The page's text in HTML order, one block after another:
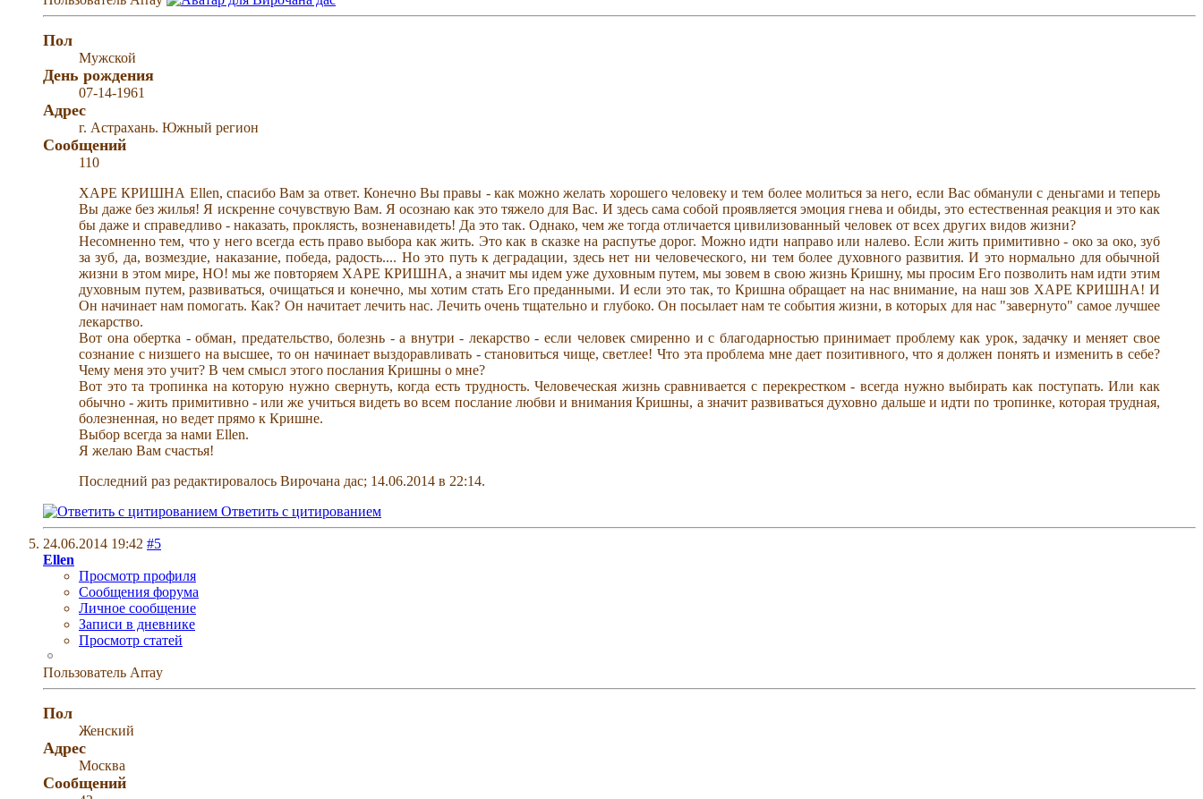
Пол
Мужской
День рождения
07-14-1961
Адрес
г. Астрахань. Южный регион
Сообщений
110
ХАРЕ КРИШНА Ellen, спасибо Вам за ответ. Конечно Вы правы - как можно желать хорошего человеку и тем более молиться за него, если Вас обманули с деньгами и теперь
Вы даже без жилья! Я искренне сочувствую Вам. Я осознаю как это тяжело для Вас. И здесь сама собой проявляется эмоция гнева и обиды, это естественная реакция и это как
бы даже и справедливо - наказать, проклясть, возненавидеть! Да это так. Однако, чем же тогда отличается цивилизованный человек от всех других видов жизни?
Несомненно тем, что у него всегда есть право выбора как жить. Это как в сказке на распутье дорог. Можно идти направо или налево. Если жить примитивно - око за око, зуб
за зуб, да, возмездие, наказание, победа, радость.... Но это путь к деградации, здесь нет ни человеческого, ни тем более духовного развития. И это нормально для обычной
жизни в этом мире, НО! мы же повторяем ХАРЕ КРИШНА, а значит мы идем уже духовным путем, мы зовем в свою жизнь Кришну, мы просим Его позволить нам идти этим
духовным путем, развиваться, очищаться и конечно, мы хотим стать Его преданными. И если это так, то Кришна обращает на нас внимание, на наш зов ХАРЕ КРИШНА! И
Он начинает нам помогать. Как? Он начитает лечить нас. Лечить очень тщательно и глубоко. Он посылает нам те события жизни, в которых для нас "завернуто" самое лучшее
лекарство.
Вот она обертка - обман, предательство, болезнь - а внутри - лекарство - если человек смиренно и с благодарностью принимает проблему как урок, задачку и меняет свое
сознание с низшего на высшее, то он начинает выздоравливать - становиться чище, светлее! Что эта проблема мне дает позитивного, что я должен понять и изменить в себе?
Чему меня это учит? В чем смысл этого послания Кришны о мне?
Вот это та тропинка на которую нужно свернуть, когда есть трудность. Человеческая жизнь сравнивается с перекрестком - всегда нужно выбирать как поступать. Или как
обычно - жить примитивно - или же учиться видеть во всем послание любви и внимания Кришны, а значит развиваться духовно дальше и идти по тропинке, которая трудная,
болезненная, но ведет прямо к Кришне.
Выбор всегда за нами Еllen.
Я желаю Вам счастья!
Последний раз редактировалось Вирочана дас; 14.06.2014 в 22:14.
Ответить с цитированием
24.06.2014 19:42 #5
Ellen
Просмотр профиля
Сообщения форума
Личное сообщение
Записи в дневнике
Просмотр статей
Пользователь Array
Пол
Женский
Адрес
Москва
Сообщений